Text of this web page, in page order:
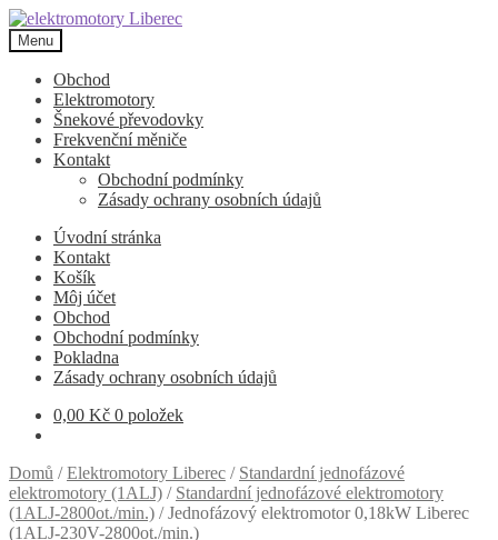
Přeskočit
na
navigaci
Přejít
k
obsahu
webu
Menu
Obchod
Elektromotory
Šnekové převodovky
Frekvenční měniče
Kontakt
Obchodní podmínky
Zásady ochrany osobních údajů
Úvodní stránka
Kontakt
Košík
Môj účet
Obchod
Obchodní podmínky
Pokladna
Zásady ochrany osobních údajů
0,00 Kč 0 položek
Domů /Elektromotory Liberec / Standardní jednofázové
elektromotory (1ALJ) / Standardní jednofázové elektromotory
(1ALJ-2800ot./min.) /Jednofázový elektromotor 0,18kW Liberec
(1ALJ-230V-2800ot./min.)